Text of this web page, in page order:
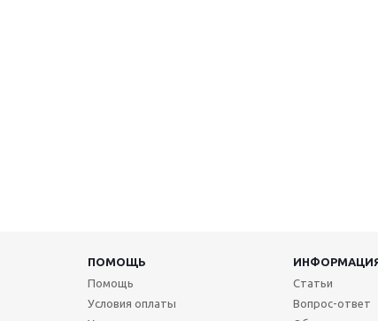
ПОМОЩЬ
Помощь
Условия оплаты
Статьи
Вопрос-ответ